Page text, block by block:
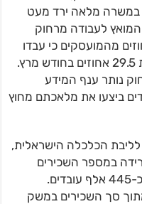
במשרה מלאה ירד מעט
המעבר המואץ לעבודה מרחוק
כאשר באפריל דיווחו 16.7 אחוזים מהמועסקים כי עבדו
מביתם או מרחוק, ירידה ניכרת לעומת 29.5 אחוזים בחודש מרץ.
נותר ענף המידע
מהעובדים ביצעו את מלאכתם מחוץ
הכלכלה הישראלית,
במספר השכירים
המועסקים בתחום זה, ומספרם ירד לכ-445 אלף עובדים.
סך השכירים במשק